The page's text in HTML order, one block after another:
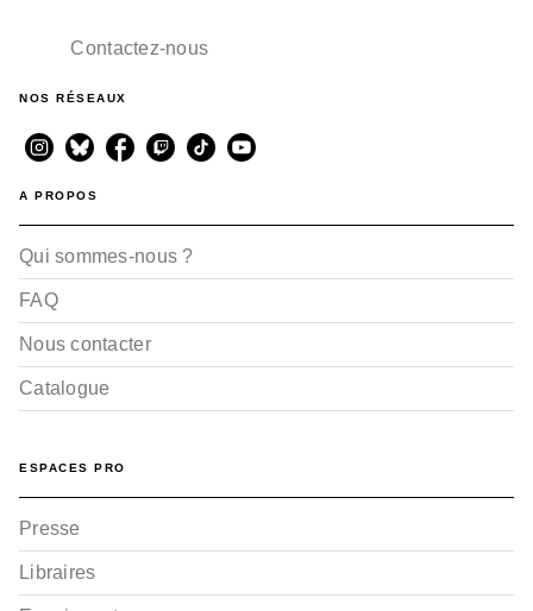
Blue Giant Momentum -
Tome 02
Tome 01
Contactez-nous
NOS RÉSEAUX
A PROPOS
Qui sommes-nous ?
FAQ
Nous contacter
Catalogue
ESPACES PRO
Presse
Libraires